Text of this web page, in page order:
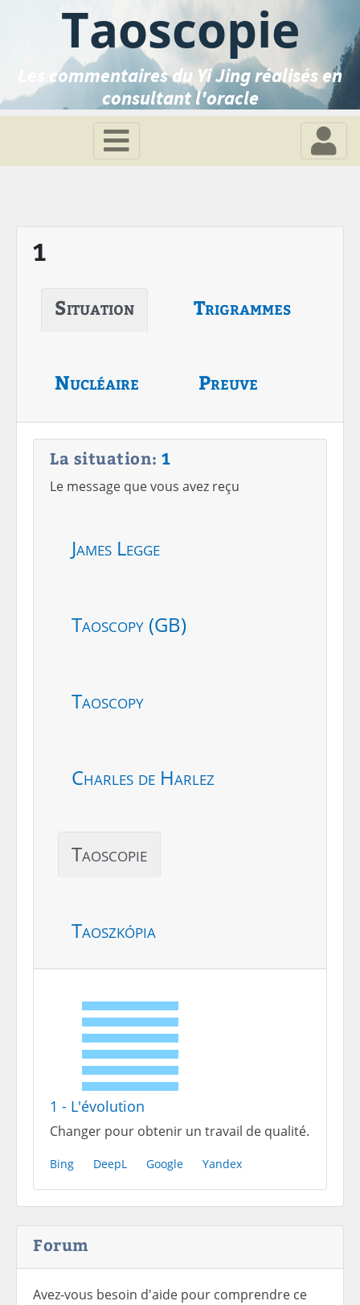
Taoscopie
Les commentaires du Yi Jing réalisés en
consultant l'oracle
1
Situation Trigrammes
Nucléaire Preuve
La situation: 1
Le message que vous avez reçu
James Legge
Taoscopy (GB)
Taoscopy
Charles de Harlez
Taoscopie
Taoszkópia
1 - L'évolution
Changer pour obtenir un travail de qualité.
Bing DeepL Google Yandex
Forum
Avez-vous besoin d'aide pour comprendre ce